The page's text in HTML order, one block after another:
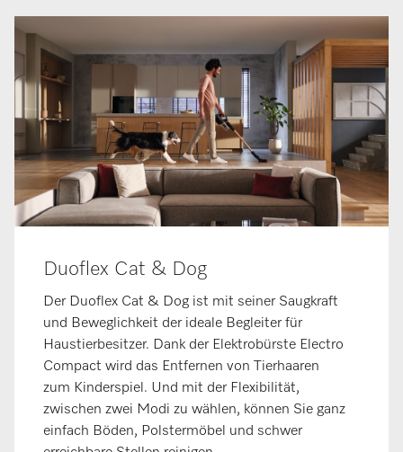
Duoflex Cat & Dog
Der Duoflex Cat & Dog ist mit seiner Saugkraft
und Beweglichkeit der ideale Begleiter für
Haustierbesitzer. Dank der Elektrobürste Electro
Compact wird das Entfernen von Tierhaaren
zum Kinderspiel. Und mit der Flexibilität,
zwischen zwei Modi zu wählen, können Sie ganz
einfach Böden, Polstermöbel und schwer